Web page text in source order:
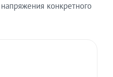
конкретного